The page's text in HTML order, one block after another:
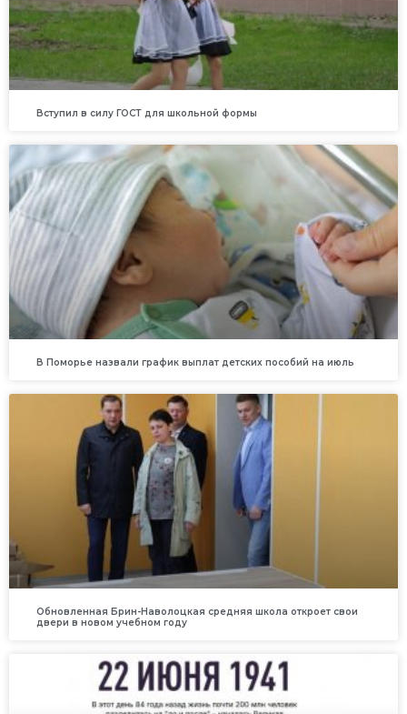
Вступил в силу ГОСТ для школьной формы
В Поморье назвали график выплат детских пособий на июль
Обновленная Брин-Наволоцкая средняя школа откроет свои
двери в новом учебном году